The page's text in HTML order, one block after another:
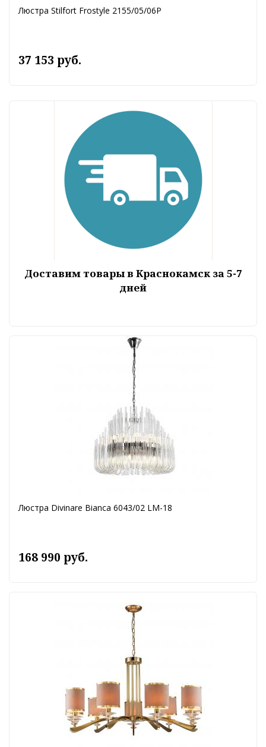
Люстра Stilfort Frostyle 2155/05/06P
37 153 руб.
Доставим товары в Краснокамск за 5-7
дней
Люстра Divinare Bianca 6043/02 LM-18
168 990 руб.